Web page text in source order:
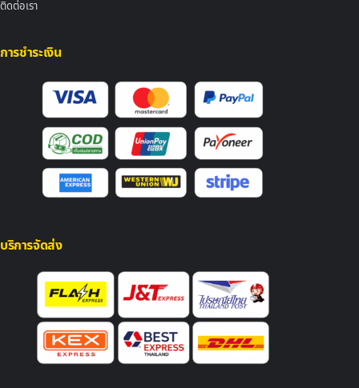
ติดต่อเรา
การชำระเงิน
บริการจัดส่ง